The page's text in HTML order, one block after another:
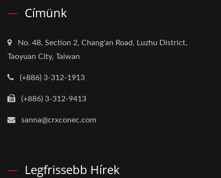
Címünk
No. 48, Section 2, Chang'an Road, Luzhu District,
Taoyuan City, Taiwan
(+886) 3-312-1913
(+886) 3-312-9413
sanna@crxconec.com
Legfrissebb Hírek